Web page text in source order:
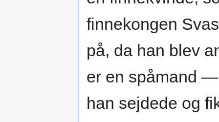
finnekongen
på, da han blev
er en spåmand
han sejdede og